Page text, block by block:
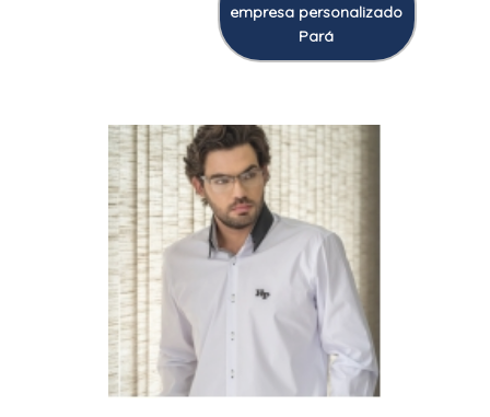
empresa personalizado
Pará